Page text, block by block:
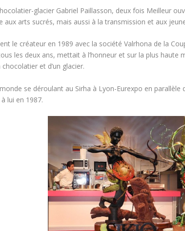
glacier Gabriel Paillasson, deux fois Meilleur
aux arts sucrés, mais aussi à la transmission et aux
le créateur en 1989 avec la société Valrhona de la
les deux ans, mettait à l’honneur et sur la plus haute
chocolatier et d’un glacier.
se déroulant au Sirha à Lyon-Eurexpo en
lui en 1987.